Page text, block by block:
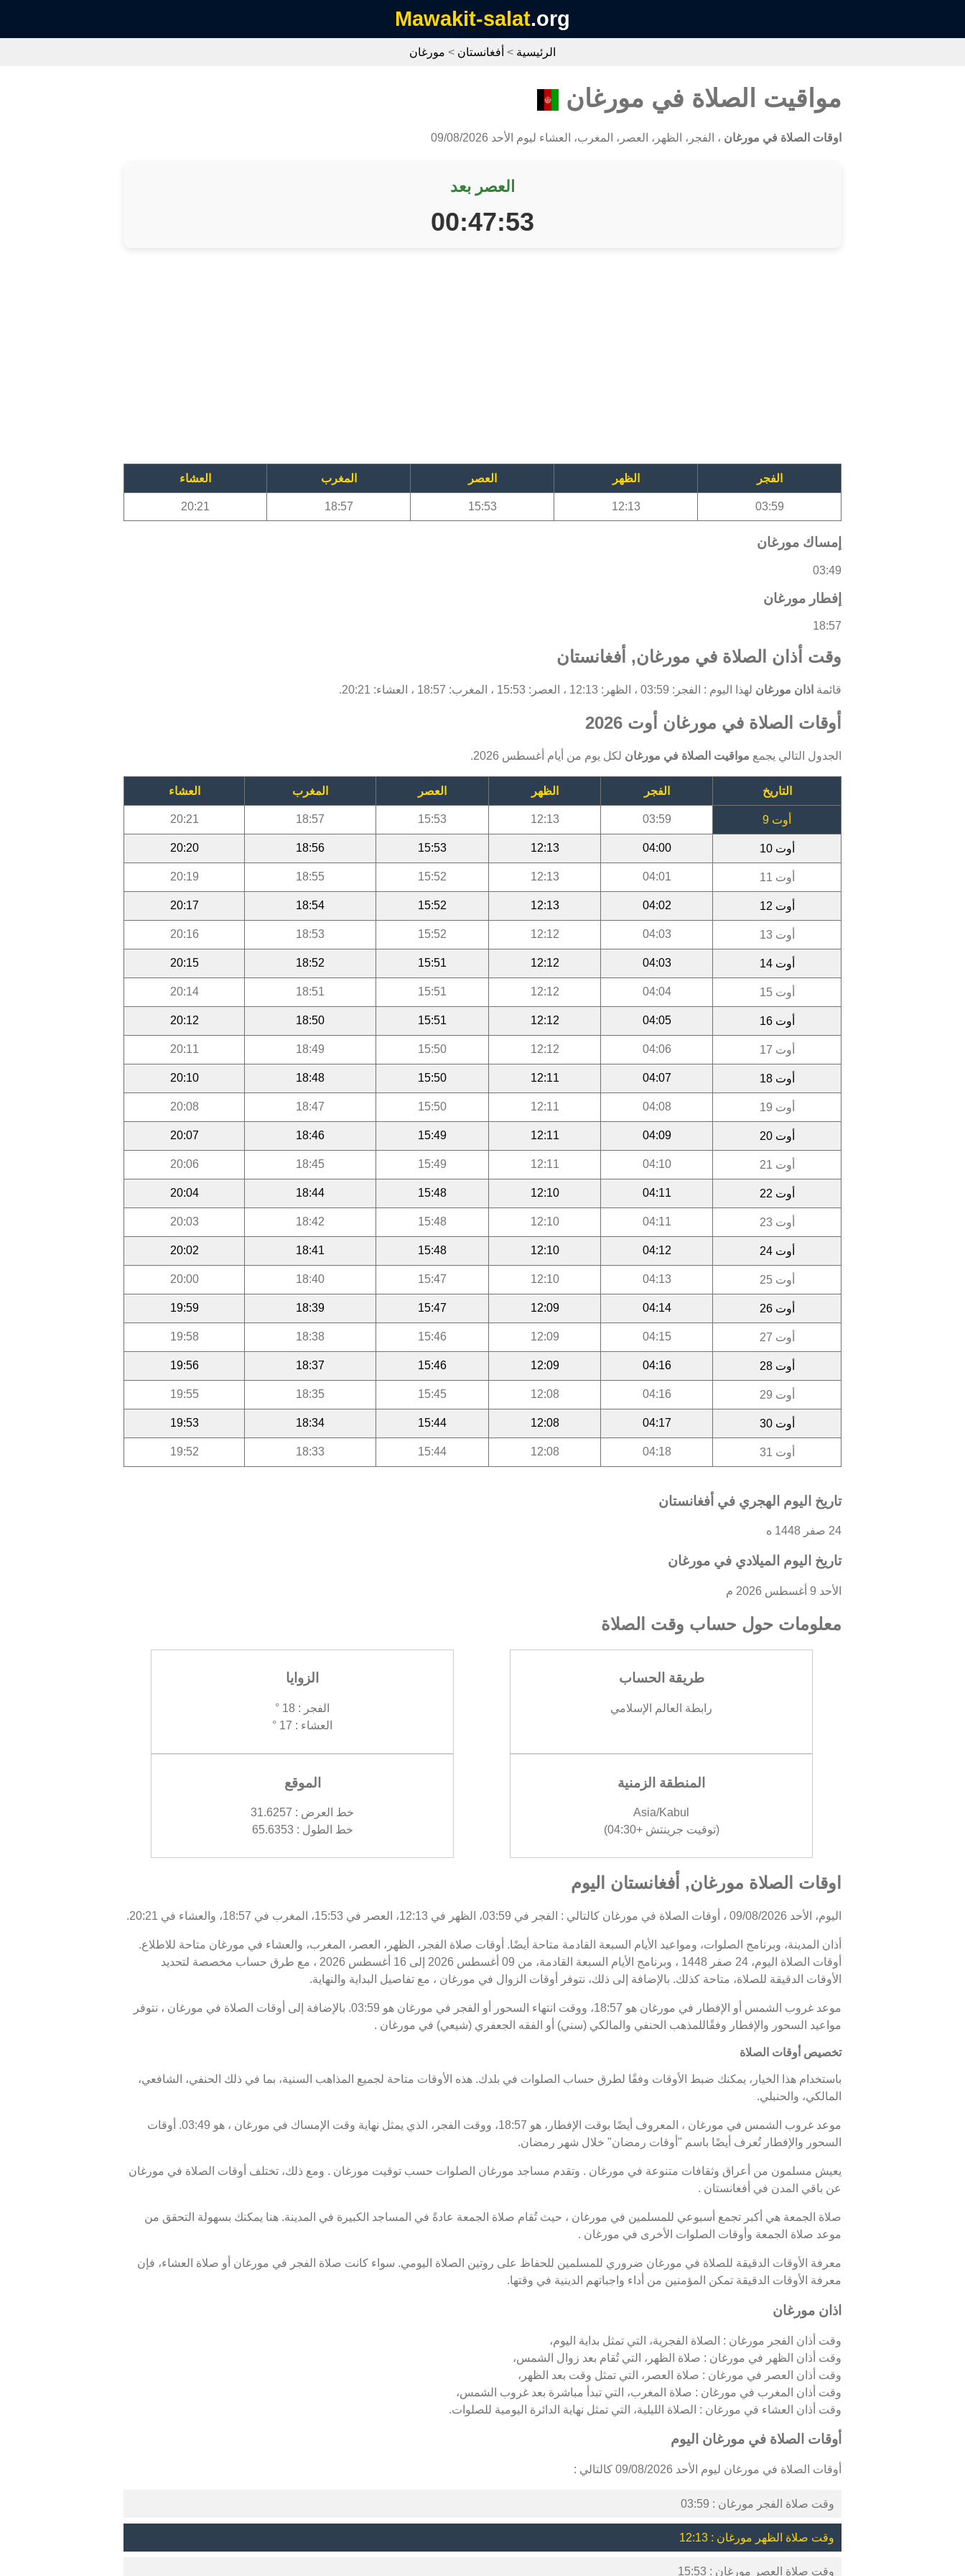
Mawakit-salat.org
الرئيسية > أفغانستان > مورغان
مواقيت الصلاة في مورغان
اوقات الصلاة في مورغان ، الفجر، الظهر، العصر، المغرب، العشاء ليوم الأحد 09/08/2026
العصر بعد
00:47:53
الفجر الظهر العصر المغرب العشاء
03:59
12:13
15:53
18:57
20:21
إمساك مورغان
03:49
إفطار مورغان
18:57
وقت أذان الصلاة في مورغان, أفغانستان
قائمة اذان مورغان لهذا اليوم : الفجر: 03:59 ، الظهر: 12:13 ، العصر: 15:53 ، المغرب: 18:57 ، العشاء: 20:21.
أوقات الصلاة في مورغان أوت 2026
الجدول التالي يجمع مواقيت الصلاة في مورغان لكل يوم من أيام أغسطس 2026.
التاريخ الفجر الظهر العصر المغرب العشاء
أوت 9 03:59
12:13
15:53
18:57
20:21
أوت 10 04:00
12:13
15:53
18:56
20:20
أوت 11 04:01
12:13
15:52
18:55
20:19
أوت 12 04:02
12:13
15:52
18:54
20:17
أوت 13 04:03
12:12
15:52
18:53
20:16
أوت 14 04:03
12:12
15:51
18:52
20:15
أوت 15 04:04
12:12
15:51
18:51
20:14
أوت 16 04:05
12:12
15:51
18:50
20:12
أوت 17 04:06
12:12
15:50
18:49
20:11
أوت 18 04:07
12:11
15:50
18:48
20:10
أوت 19 04:08
12:11
15:50
18:47
20:08
أوت 20 04:09
12:11
15:49
18:46
20:07
أوت 21 04:10
12:11
15:49
18:45
20:06
أوت 22 04:11
12:10
15:48
18:44
20:04
أوت 23 04:11
12:10
15:48
18:42
20:03
أوت 24 04:12
12:10
15:48
18:41
20:02
أوت 25 04:13
12:10
15:47
18:40
20:00
أوت 26 04:14
12:09
15:47
18:39
19:59
أوت 27 04:15
12:09
15:46
18:38
19:58
أوت 28 04:16
12:09
15:46
18:37
19:56
أوت 29 04:16
12:08
15:45
18:35
19:55
أوت 30 04:17
12:08
15:44
18:34
19:53
أوت 31 04:18
12:08
15:44
18:33
19:52
تاريخ اليوم الهجري في أفغانستان
24 صفر 1448 ه
تاريخ اليوم الميلادي في مورغان
الأحد 9 أغسطس 2026 م
معلومات حول حساب وقت الصلاة
طريقة الحساب
رابطة العالم الإسلامي
الزوايا
الفجر : 18 °
العشاء : 17 °
المنطقة الزمنية
Asia/Kabul
(توقيت جرينتش +04:30)
الموقع
خط العرض : 31.6257
خط الطول : 65.6353
اوقات الصلاة مورغان, أفغانستان اليوم
اليوم، الأحد 09/08/2026 ، أوقات الصلاة في مورغان كالتالي : الفجر في 03:59، الظهر في 12:13، العصر في 15:53، المغرب في 18:57، والعشاء في 20:21.
أذان المدينة، وبرنامج الصلوات، ومواعيد الأيام السبعة القادمة متاحة أيضًا. أوقات صلاة الفجر، الظهر، العصر، المغرب، والعشاء في مورغان متاحة للاطلاع.
أوقات الصلاة اليوم، 24 صفر 1448 ، وبرنامج الأيام السبعة القادمة، من 09 أغسطس 2026 إلى 16 أغسطس 2026 ، مع طرق حساب مخصصة لتحديد
الأوقات الدقيقة للصلاة، متاحة كذلك. بالإضافة إلى ذلك، نتوفر أوقات الزوال في مورغان ، مع تفاصيل البداية والنهاية.
موعد غروب الشمس أو الإفطار في مورغان هو 18:57، ووقت انتهاء السحور أو الفجر في مورغان هو 03:59. بالإضافة إلى أوقات الصلاة في مورغان ، نتوفر
مواعيد السحور والإفطار وفقًاللمذهب الحنفي والمالكي (سني) أو الفقه الجعفري (شيعي) في مورغان .
تخصيص أوقات الصلاة
باستخدام هذا الخيار، يمكنك ضبط الأوقات وفقًا لطرق حساب الصلوات في بلدك. هذه الأوقات متاحة لجميع المذاهب السنية، بما في ذلك الحنفي، الشافعي،
المالكي، والحنبلي.
موعد غروب الشمس في مورغان ، المعروف أيضًا بوقت الإفطار، هو 18:57، ووقت الفجر، الذي يمثل نهاية وقت الإمساك في مورغان ، هو 03:49. أوقات
السحور والإفطار تُعرف أيضًا باسم "أوقات رمضان" خلال شهر رمضان.
يعيش مسلمون من أعراق وثقافات متنوعة في مورغان . وتقدم مساجد مورغان الصلوات حسب توقيت مورغان . ومع ذلك، تختلف أوقات الصلاة في مورغان
عن باقي المدن في أفغانستان .
صلاة الجمعة هي أكبر تجمع أسبوعي للمسلمين في مورغان ، حيث تُقام صلاة الجمعة عادةً في المساجد الكبيرة في المدينة. هنا يمكنك بسهولة التحقق من
موعد صلاة الجمعة وأوقات الصلوات الأخرى في مورغان .
معرفة الأوقات الدقيقة للصلاة في مورغان ضروري للمسلمين للحفاظ على روتين الصلاة اليومي. سواء كانت صلاة الفجر في مورغان أو صلاة العشاء، فإن
معرفة الأوقات الدقيقة تمكن المؤمنين من أداء واجباتهم الدينية في وقتها.
اذان مورغان
وقت أذان الفجر مورغان : الصلاة الفجرية، التي تمثل بداية اليوم،
وقت أذان الظهر في مورغان : صلاة الظهر، التي تُقام بعد زوال الشمس،
وقت أذان العصر في مورغان : صلاة العصر، التي تمثل وقت بعد الظهر،
وقت أذان المغرب في مورغان : صلاة المغرب، التي تبدأ مباشرة بعد غروب الشمس،
وقت أذان العشاء في مورغان : الصلاة الليلية، التي تمثل نهاية الدائرة اليومية للصلوات.
أوقات الصلاة في مورغان اليوم
أوقات الصلاة في مورغان ليوم الأحد 09/08/2026 كالتالي :
وقت صلاة الفجر مورغان : 03:59
وقت صلاة الظهر مورغان : 12:13
وقت صلاة العصر مورغان : 15:53